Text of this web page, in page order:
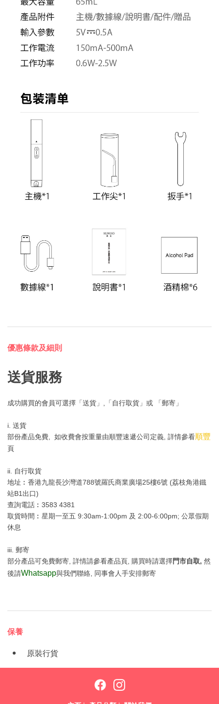
優惠條款及細則
送貨服務
成功購買的會員可選擇「送貨」,「自行取貨」或 「郵寄」
i. 送貨
部份產品免費, 如收費會按重量由順豐速遞公司定義, 詳情參看順豐
頁
ii. 自行取貨
地址︰香港九龍長沙灣道788號羅氏商業廣場25樓6號 (荔枝角港鐵
站B1出口)
查詢電話︰3583 4381
取貨時間︰星期一至五 9:30am-1:00pm 及 2:00-6:00pm; 公眾假期
休息
iii. 郵寄
部分產品可免費郵寄, 詳情請參看產品頁, 購買時請選擇門市自取, 然
後請Whatsapp與我們聯絡, 同事會人手安排郵寄
保養
原裝行貨